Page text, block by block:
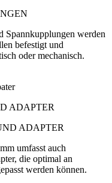
Spannkupplungen werden
befestigt und
oder mechanisch.
ADAPTER
umfasst auch
die optimal an
werden können.